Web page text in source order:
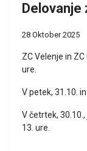
Delovanje
28 Oktober 2025
ZC Velenje in
ure.
V petek, 31.10.
V četrtek,
13. ure.